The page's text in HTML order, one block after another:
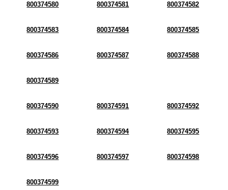
800374580 800374581 800374582
800374583 800374584 800374585
800374586 800374587 800374588
800374589
800374590 800374591 800374592
800374593 800374594 800374595
800374596 800374597 800374598
800374599